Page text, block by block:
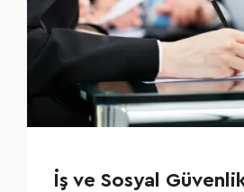
İş ve Sosyal